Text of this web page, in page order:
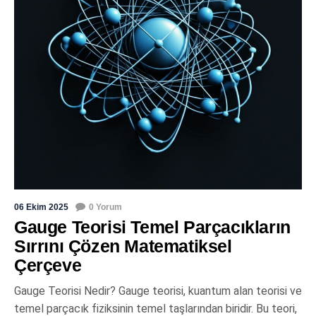
06 Ekim 2025 0 Yorum
Gauge Teorisi Temel Parçacıkların
Sırrını Çözen Matematiksel
Çerçeve
Gauge Teorisi Nedir? Gauge teorisi, kuantum alan teorisi ve
temel parçacık fiziksinin temel taşlarından biridir. Bu teori,